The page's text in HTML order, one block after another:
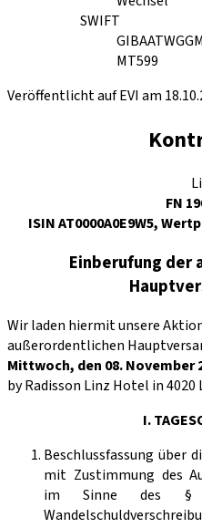
SWIFT
MT599
Veröffentlicht auf EVI am
FN
ISIN AT0000A0E9W5,
Einberufung der
Wir laden hiermit unsere
außerordentlichen
Mittwoch, den 08. November
by Radisson Linz Hotel in
I.
Beschlussfassung über
mit Zustimmung des
im Sinne des §